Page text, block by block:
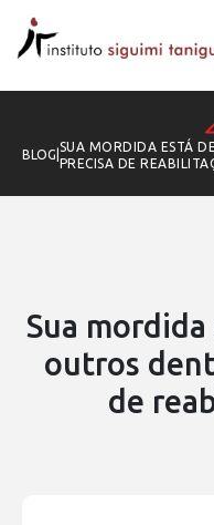
BLOG
SUA MORDIDA ESTÁ
PRECISA DE
Sua
outros
de